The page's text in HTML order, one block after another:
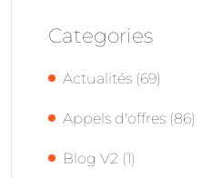
Categories
Actualités (69)
Appels d'offres (86)
Blog V2 (1)